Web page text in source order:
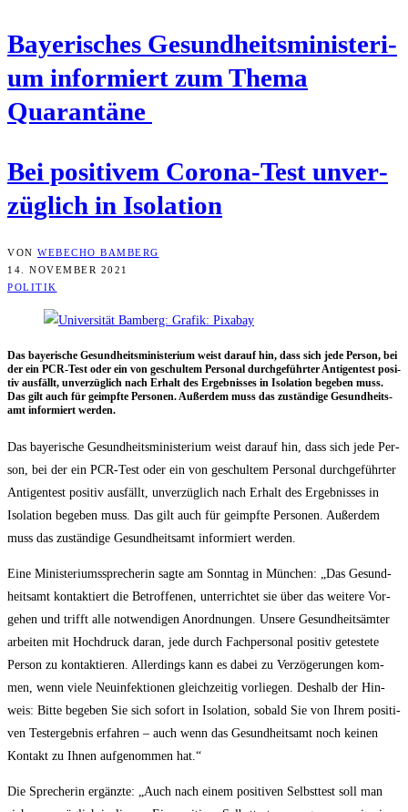
Baye­ri­sches Gesund­heits­mi­nis­te­ri­
um infor­miert zum The­ma
Quarantäne
Bei posi­ti­vem Coro­na-Test unver­
züg­lich in Isolation
VON WEBECHO BAMBERG
14. NOVEMBER 2021
POLITIK
Das baye­ri­sche Gesund­heits­mi­nis­te­ri­um weist dar­auf hin, dass sich jede Per­son, bei
der ein PCR-Test oder ein von geschul­tem Per­so­nal durch­ge­führ­ter Anti­gen­test posi­
tiv aus­fällt, unver­züg­lich nach Erhalt des Ergeb­nis­ses in Iso­la­ti­on bege­ben muss.
Das gilt auch für geimpf­te Per­so­nen. Außer­dem muss das zustän­di­ge Gesund­heits­
amt infor­miert werden.
Das baye­ri­sche Gesund­heits­mi­nis­te­ri­um weist dar­auf hin, dass sich jede Per­
son, bei der ein PCR-Test oder ein von geschul­tem Per­so­nal durch­ge­führ­ter
Anti­gen­test posi­tiv aus­fällt, unver­züg­lich nach Erhalt des Ergeb­nis­ses in
Iso­la­ti­on bege­ben muss. Das gilt auch für geimpf­te Per­so­nen. Außer­dem
muss das zustän­di­ge Gesund­heits­amt infor­miert werden.
Eine Minis­te­ri­ums­spre­che­rin sag­te am Sonn­tag in Mün­chen: „Das Gesund­
heits­amt kon­tak­tiert die Betrof­fe­nen, unter­rich­tet sie über das wei­te­re Vor­
ge­hen und trifft alle not­wen­di­gen Anord­nun­gen. Unse­re Gesund­heits­äm­ter
arbei­ten mit Hoch­druck dar­an, jede durch Fach­per­so­nal posi­tiv getes­te­te
Per­son zu kon­tak­tie­ren. Aller­dings kann es dabei zu Ver­zö­ge­run­gen kom­
men, wenn vie­le Neu­in­fek­tio­nen gleich­zei­tig vor­lie­gen. Des­halb der Hin­
weis: Bit­te bege­ben Sie sich sofort in Iso­la­ti­on, sobald Sie von Ihrem posi­ti­
ven Test­ergeb­nis erfah­ren – auch wenn das Gesund­heits­amt noch kei­nen
Kon­takt zu Ihnen auf­ge­nom­men hat.“
Die Spre­che­rin ergänz­te: „Auch nach einem posi­ti­ven Selbst­test soll man